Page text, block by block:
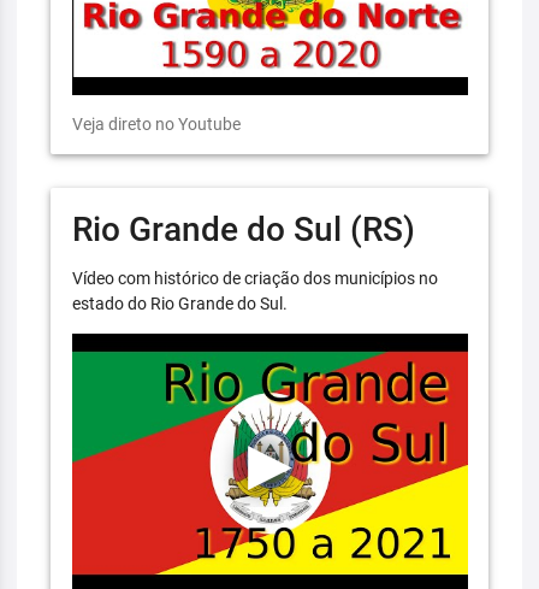
Veja direto no Youtube
Rio Grande do Sul (RS)
Vídeo com histórico de criação dos municípios no
estado do Rio Grande do Sul.